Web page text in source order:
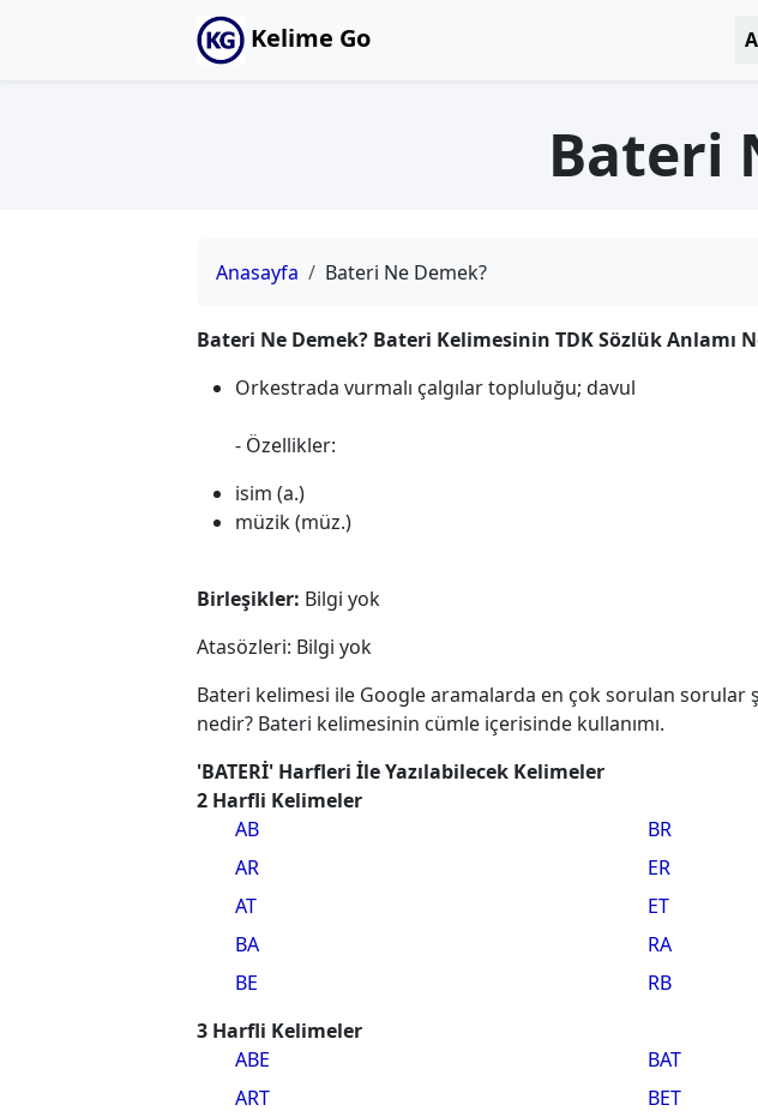
Kelime Go
Bateri
Anasayfa Bateri Ne Demek?
Bateri Ne Demek? Bateri Kelimesinin TDK Sözlük Anlamı
Orkestrada vurmalı çalgılar topluluğu; davul
- Özellikler:
isim (a.)
müzik (müz.)
Birleşikler: Bilgi yok
Atasözleri: Bilgi yok
Bateri kelimesi ile Google aramalarda en çok sorulan sorular
nedir? Bateri kelimesinin cümle içerisinde kullanımı.
'BATERİ' Harfleri İle Yazılabilecek Kelimeler
2 Harfli Kelimeler
AB
AR
AT
BA
BE
BR
ER
ET
RA
RB
3 Harfli Kelimeler
ABE
ART
BAT
BET